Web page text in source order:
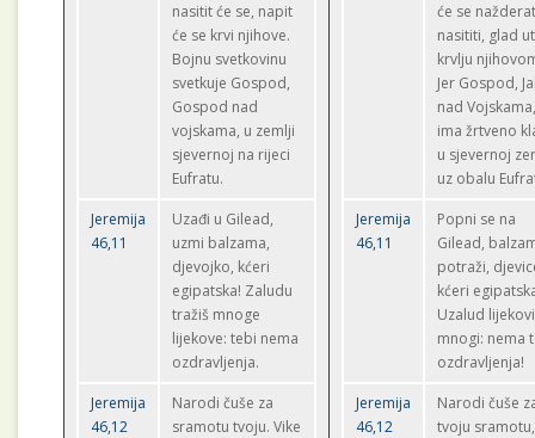
nasitit će se, napit
će se krvi njihove.
Bojnu svetkovinu
svetkuje Gospod,
Gospod nad
vojskama, u zemlji
sjevernoj na rijeci
Eufratu.
Jeremija
46,11
Uzađi u Gilead,
uzmi balzama,
djevojko, kćeri
egipatska! Zaludu
tražiš mnoge
lijekove: tebi nema
ozdravljenja.
Jeremija
46,12
Narodi čuše za
sramotu tvoju. Vike
će se
nasititi, glad
krvlju
Jer Gospod,
nad
ima žrtveno
u sjevernoj
uz obalu
Jeremija
46,11
Popni se na
Gilead,
potraži,
kćeri
Uzalud lijekovi
mnogi: nema
ozdravljenja!
Jeremija
46,12
Narodi čuše
tvoju sramotu,